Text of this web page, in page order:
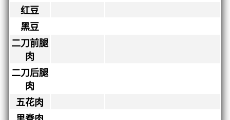
红豆
黑豆
二刀前腿
肉
二刀后腿
肉
五花肉